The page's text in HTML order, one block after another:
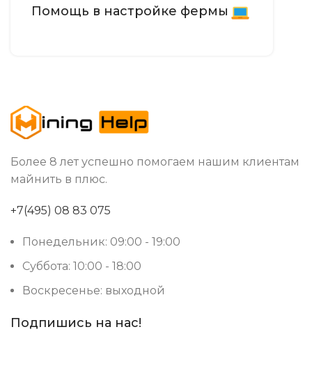
Помощь в настройке фермы
Более 8 лет успешно помогаем нашим клиентам
майнить в плюс.
+7(495) 08 83 075
Понедельник: 09:00 - 19:00
Суббота: 10:00 - 18:00
Воскресенье: выходной
Подпишись на нас!